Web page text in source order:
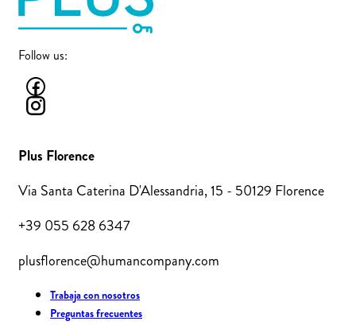
Follow us:
Plus Florence
Via Santa Caterina D'Alessandria, 15 - 50129 Florence
+39 055 628 6347
plusflorence@humancompany.com
Trabaja con nosotros
Preguntas frecuentes